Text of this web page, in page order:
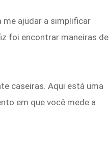
me ajudar a simplificar
foi encontrar maneiras de
caseiras. Aqui está uma
em que você mede a